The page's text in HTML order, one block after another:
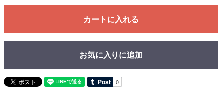
カートに入れる
お気に入りに追加